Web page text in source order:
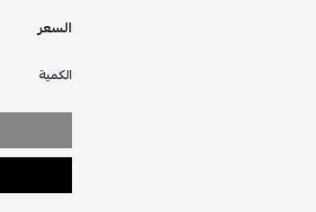
السعر
الكمية